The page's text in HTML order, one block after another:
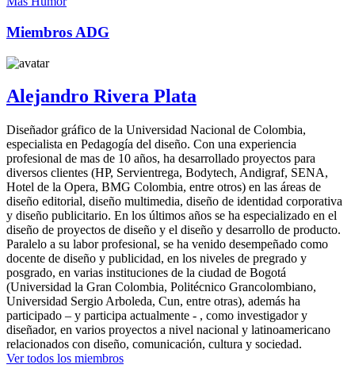
Miembros ADG
Alejandro Rivera Plata
Diseñador gráfico de la Universidad Nacional de Colombia,
especialista en Pedagogía del diseño. Con una experiencia
profesional de mas de 10 años, ha desarrollado proyectos para
diversos clientes (HP, Servientrega, Bodytech, Andigraf, SENA,
Hotel de la Opera, BMG Colombia, entre otros) en las áreas de
diseño editorial, diseño multimedia, diseño de identidad corporativa
y diseño publicitario. En los últimos años se ha especializado en el
diseño de proyectos de diseño y el diseño y desarrollo de producto.
Paralelo a su labor profesional, se ha venido desempeñado como
docente de diseño y publicidad, en los niveles de pregrado y
posgrado, en varias instituciones de la ciudad de Bogotá
(Universidad la Gran Colombia, Politécnico Grancolombiano,
Universidad Sergio Arboleda, Cun, entre otras), además ha
participado – y participa actualmente - , como investigador y
diseñador, en varios proyectos a nivel nacional y latinoamericano
relacionados con diseño, comunicación, cultura y sociedad.
Ver todos los miembros